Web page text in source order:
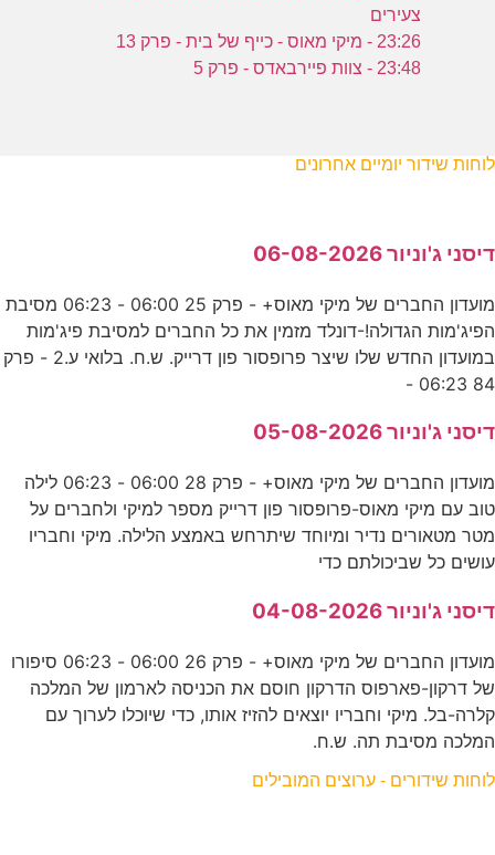
צעירים
23:26 - מיקי מאוס - כייף של בית - פרק 13
23:48 - צוות פיירבאדס - פרק 5
לוחות שידור יומיים אחרונים
דיסני ג'וניור 06-08-2026
מועדון החברים של מיקי מאוס+ - פרק 25 06:00 - 06:23 מסיבת
הפיג'מות הגדולה!-דונלד מזמין את כל החברים למסיבת פיג'מות
במועדון החדש שלו שיצר פרופסור פון דרייק. ש.ח. בלואי ע.2 - פרק
84 06:23 -
דיסני ג'וניור 05-08-2026
מועדון החברים של מיקי מאוס+ - פרק 28 06:00 - 06:23 לילה
טוב עם מיקי מאוס-פרופסור פון דרייק מספר למיקי ולחברים על
מטר מטאורים נדיר ומיוחד שיתרחש באמצע הלילה. מיקי וחבריו
עושים כל שביכולתם כדי
דיסני ג'וניור 04-08-2026
מועדון החברים של מיקי מאוס+ - פרק 26 06:00 - 06:23 סיפורו
של דרקון-פארפוס הדרקון חוסם את הכניסה לארמון של המלכה
קלרה-בל. מיקי וחבריו יוצאים להזיז אותו, כדי שיוכלו לערוך עם
המלכה מסיבת תה. ש.ח.
לוחות שידורים - ערוצים המובילים